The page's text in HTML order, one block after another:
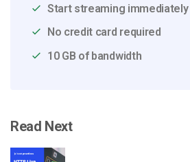
Start streaming immediately
No credit card required
10 GB of bandwidth
Read Next